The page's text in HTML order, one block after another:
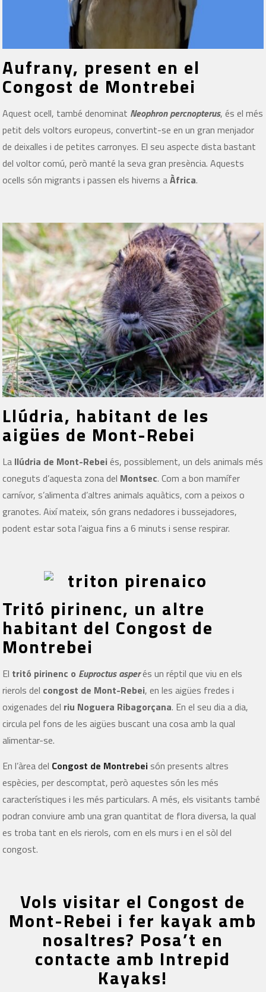
Aufrany, present en el
Congost de Montrebei
Aquest ocell, també denominat Neophron percnopterus, és el més
petit dels voltors europeus, convertint-se en un gran menjador
de deixalles i de petites carronyes. El seu aspecte dista bastant
del voltor comú, però manté la seva gran presència. Aquests
ocells són migrants i passen els hiverns aÀfrica.
Llúdria, habitant de les
aigües de Mont-Rebei
La llúdria de Mont-Rebeiés, possiblement, un dels animals més
coneguts d’aquesta zona del Montsec. Com a bon mamífer
carnívor, s’alimenta d’altres animals aquàtics, com a peixos o
granotes. Així mateix, són grans nedadores i bussejadores,
podent estar sota l’aigua fins a 6 minuts i sense respirar.
Tritó pirinenc, un altre
habitant del Congost de
Montrebei
El tritó pirinenc o Euproctus asperés un réptil que viu en els
rierols del congost de Mont-Rebei, en les aigües fredes i
oxigenades del riu Noguera Ribagorçana. En el seu dia a dia,
circula pel fons de les aigües buscant una cosa amb la qual
alimentar-se.
En l’àrea del Congost de Montrebei són presents altres
espècies, per descomptat, però aquestes són les més
característiques i les més particulars. A més, els visitants també
podran conviure amb una gran quantitat de flora diversa, la qual
es troba tant en els rierols, com en els murs i en el sòl del
congost.
Vols visitar el Congost de
Mont-Rebei i fer kayak amb
nosaltres? Posa’t en
contacte amb Intrepid
Kayaks!